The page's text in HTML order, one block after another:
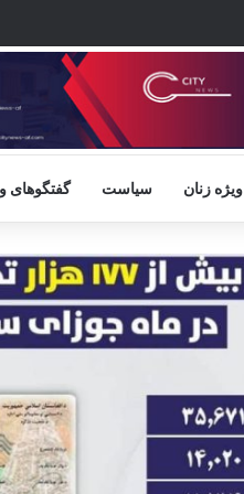
ویژه زنان سیاست گفتگوهای